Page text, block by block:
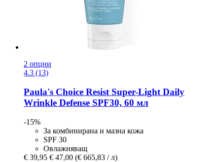
2 опции
4.3 (13)
Paula's Choice Resist Super-​Light Daily
Wrinkle Defense SPF30, 60 мл
-15%
За комбинирана и мазна кожа
SPF 30
Овлажняващ
€ 39,95 € 47,00 (€ 665,83 / л)